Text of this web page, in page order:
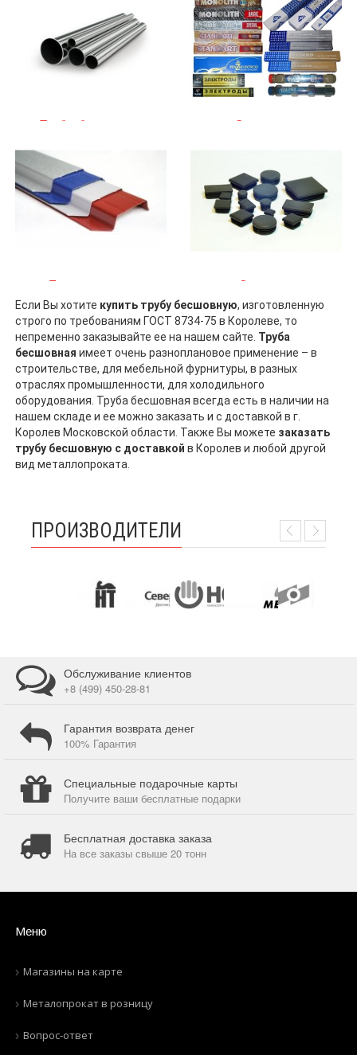
Трубы бесшовные Электроды
Евроштакетник Заглушки
Если Вы хотите купить трубу бесшовную, изготовленную
строго по требованиям ГОСТ 8734-75 в Королеве, то
непременно заказывайте ее на нашем сайте. Труба
бесшовная имеет очень разноплановое применение – в
строительстве, для мебельной фурнитуры, в разных
отраслях промышленности, для холодильного
оборудования. Труба бесшовная всегда есть в наличии на
нашем складе и ее можно заказать и с доставкой в г.
Королев Московской области. Также Вы можете заказать
трубу бесшовную с доставкой в Королев и любой другой
вид металлопроката.
ПРОИЗВОДИТЕЛИ
Обслуживание клиентов
+8 (499) 450-28-81
Гарантия возврата денег
100% Гарантия
Специальные подарочные карты
Получите ваши бесплатные подарки
Бесплатная доставка заказа
На все заказы свыше 20 тонн
Меню
Магазины на карте
Металопрокат в розницу
Вопрос-ответ